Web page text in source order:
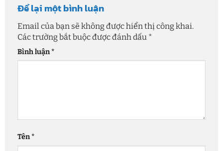
Để lại một bình luận
Email của bạn sẽ không được hiển thị công khai.
Các trường bắt buộc được đánh dấu *
Bình luận*
Tên*